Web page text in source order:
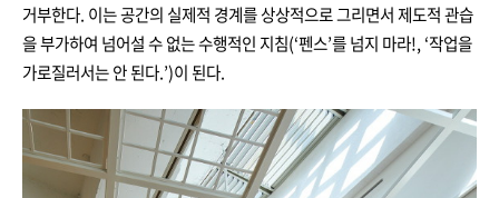
거부한다. 이는 공간의 실제적 경계를 상상적으로 그리면서 제도적 관습
을 부가하여 넘어설 수 없는 수행적인 지침(‘펜스’를 넘지 마라!, ‘작업을
가로질러서는 안 된다.’)이 된다.